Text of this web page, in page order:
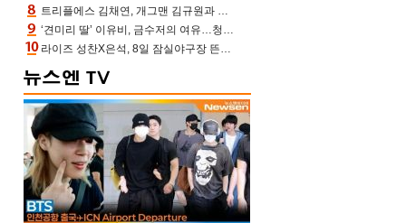
트리플에스 김채연, 개그맨 김규원과 함께 프리뷰쇼 진행 [포토엔HD]
‘견미리 딸’ 이유비, 금수저의 여유…청순 미모에 반전 슬림 라인
라이즈 성찬X은석, 8일 잠실야구장 뜬다…시구 시타+특별공연까지